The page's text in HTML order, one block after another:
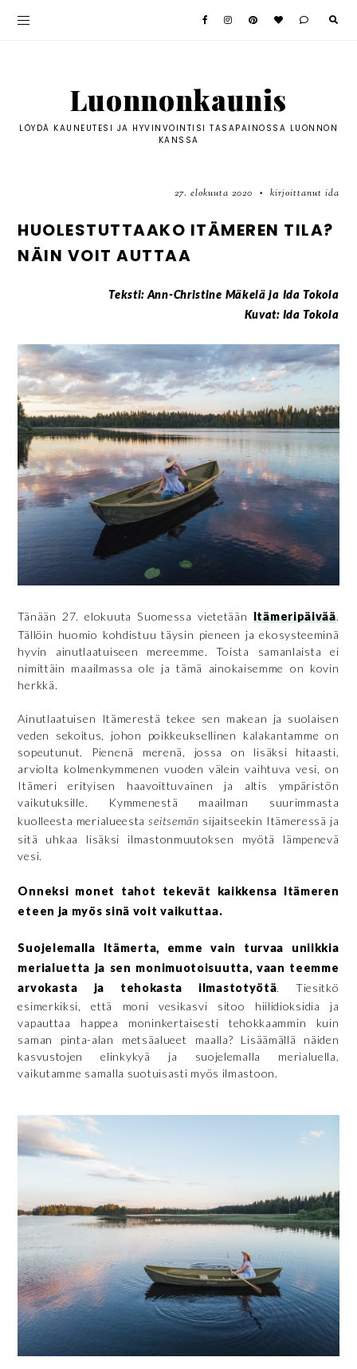
Luonnonkaunis
LÖYDÄ KAUNEUTESI JA HYVINVOINTISI TASAPAINOSSA LUONNON
KANSSA
27. elokuuta 2020 • kirjoittanut ida
HUOLESTUTTAAKO ITÄMEREN TILA?
NÄIN VOIT AUTTAA
Teksti: Ann-Christine Mäkelä ja Ida Tokola
Kuvat: Ida Tokola
Tänään 27. elokuuta Suomessa vietetään Itämeripäivää.
Tällöin huomio kohdistuu täysin pieneen ja ekosysteeminä
hyvin ainutlaatuiseen mereemme. Toista samanlaista ei
nimittäin maailmassa ole ja tämä ainokaisemme on kovin
herkkä.
Ainutlaatuisen Itämerestä tekee sen makean ja suolaisen
veden sekoitus, johon poikkeuksellinen kalakantamme on
sopeutunut. Pienenä merenä, jossa on lisäksi hitaasti,
arviolta kolmenkymmenen vuoden välein vaihtuva vesi, on
Itämeri erityisen haavoittuvainen ja altis ympäristön
vaikutuksille. Kymmenestä maailman suurimmasta
kuolleesta merialueesta seitsemän sijaitseekin Itämeressä ja
sitä uhkaa lisäksi ilmastonmuutoksen myötä lämpenevä
vesi.
Onneksi monet tahot tekevät kaikkensa Itämeren
eteen ja myös sinä voit vaikuttaa.
Suojelemalla Itämerta, emme vain turvaa uniikkia
merialuetta ja sen monimuotoisuutta, vaan teemme
arvokasta ja tehokasta ilmastotyötä. Tiesitkö
esimerkiksi, että moni vesikasvi sitoo hiilidioksidia ja
vapauttaa happea moninkertaisesti tehokkaammin kuin
saman pinta-alan metsäalueet maalla? Lisäämällä näiden
kasvustojen elinkykyä ja suojelemalla merialuella,
vaikutamme samalla suotuisasti myös ilmastoon.